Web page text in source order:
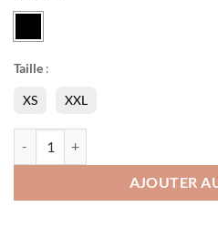
Taille :
XS XXL
AJOUTER